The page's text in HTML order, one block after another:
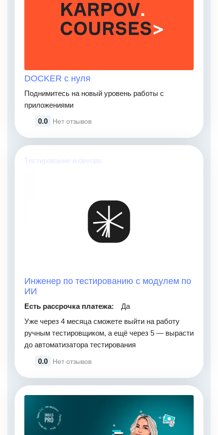
DOCKER с нуля
Поднимитесь на новый уровень работы с
приложениями
0.0
Нет отзывов
Тестирование и devops
Инженер по тестированию с модулем по
ИИ
Есть рассрочка платежа:
Да
Уже через 4 месяца сможете выйти на работу
ручным тестировщиком, а ещё через 5 — вырасти
до автоматизатора тестирования
0.0
Нет отзывов